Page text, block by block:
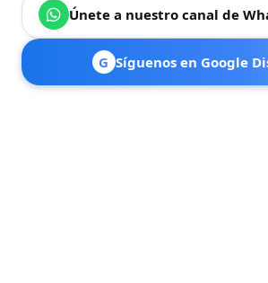
Únete a nuestro canal de
G Síguenos en Google